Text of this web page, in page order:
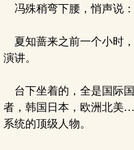
冯殊稍弯下腰，悄声说
夏知蔷来之前一个小时
演讲。
台下坐着的，全是国际
者，韩国日本，欧洲北美
系统的顶级人物。